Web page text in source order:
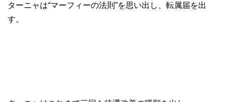
ターニャは“マーフィーの法則”を思い出し、転属届を出
す。